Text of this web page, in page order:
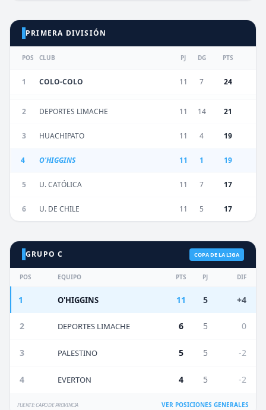
PRIMERA DIVISIÓN
POS CLUB PJ DG PTS
1 COLO-COLO 11 7 24
2 DEPORTES LIMACHE 11 14 21
3 HUACHIPATO 11 4 19
4 O'HIGGINS 11 1 19
5 U. CATÓLICA 11 7 17
6 U. DE CHILE 11 5 17
GRUPO C COPA DE LA LIGA
POS EQUIPO PTS PJ DIF
1 O'HIGGINS 11 5 +4
2 DEPORTES LIMACHE 6 5 0
3 PALESTINO 5 5 -2
4 EVERTON 4 5 -2
FUENTE: CAPO DE PROVINCIA VER POSICIONES GENERALES